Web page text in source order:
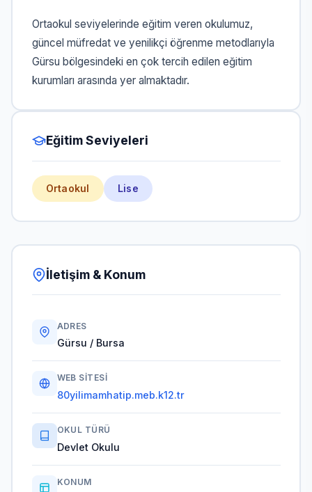
Ortaokul seviyelerinde eğitim veren okulumuz,
güncel müfredat ve yenilikçi öğrenme metodlarıyla
Gürsu bölgesindeki en çok tercih edilen eğitim
kurumları arasında yer almaktadır.
Eğitim Seviyeleri
Ortaokul Lise
İletişim & Konum
ADRES
Gürsu / Bursa
WEB SITESI
80yilimamhatip.meb.k12.tr
OKUL TÜRÜ
Devlet Okulu
KONUM